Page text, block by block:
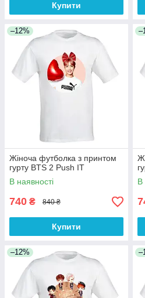
Купити
–12%
Жіноча футболка з принтом
гурту BTS 2 Push IT
В наявності
740 ₴ 840 ₴
Купити
В
–12%